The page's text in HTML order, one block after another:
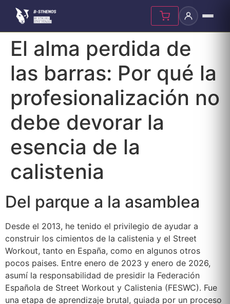
El alma perdida de
las barras: Por qué la
profesionalización no
debe devorar la
esencia de la
calistenia
Del parque a la asamblea
Desde el 2013, he tenido el privilegio de ayudar a
construir los cimientos de la calistenia y el Street
Workout, tanto en España, como en algunos otros
pocos paises. Entre enero de 2023 y enero de 2026,
asumí la responsabilidad de presidir la Federación
Española de Street Workout y Calistenia (FESWC). Fue
una etapa de aprendizaje brutal, guiada por un proceso